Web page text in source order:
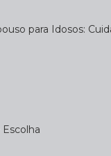
para Idosos:
Escolha